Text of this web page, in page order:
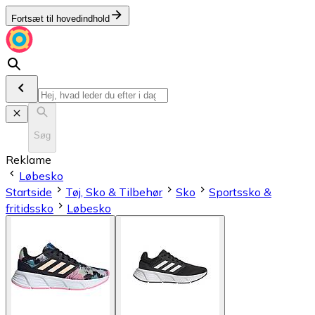
Fortsæt til hovedindhold
Søg
Reklame
Løbesko
Startside
Tøj, Sko & Tilbehør Sko
Sportssko &
fritidssko
Løbesko